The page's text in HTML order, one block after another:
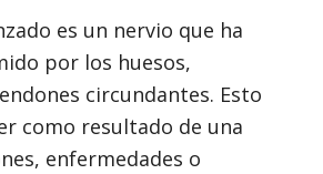
es un nervio que ha
por los huesos,
circundantes. Esto
como resultado de una
enfermedades o